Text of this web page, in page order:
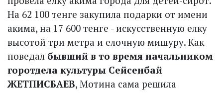
На 62 100 тенге закупила подарки от имени
акима, на 17 600 тенге - искусственную елку
высотой три метра и елочную мишуру. Как
поведал бывший в то время начальником
горотдела культуры Сейсенбай
ЖЕТПИСБАЕВ, Мотина сама решила